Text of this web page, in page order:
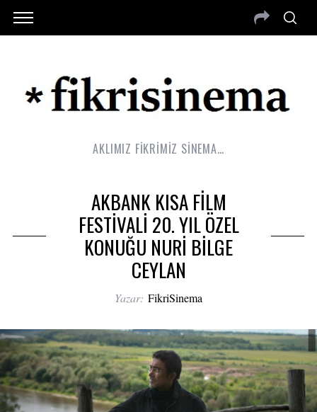
AKLIMIZ FİKRİMİZ SİNEMA…
AKBANK KISA FİLM
FESTİVALİ 20. YIL ÖZEL
KONUĞU NURİ BİLGE
CEYLAN
Yazar: FikriSinema